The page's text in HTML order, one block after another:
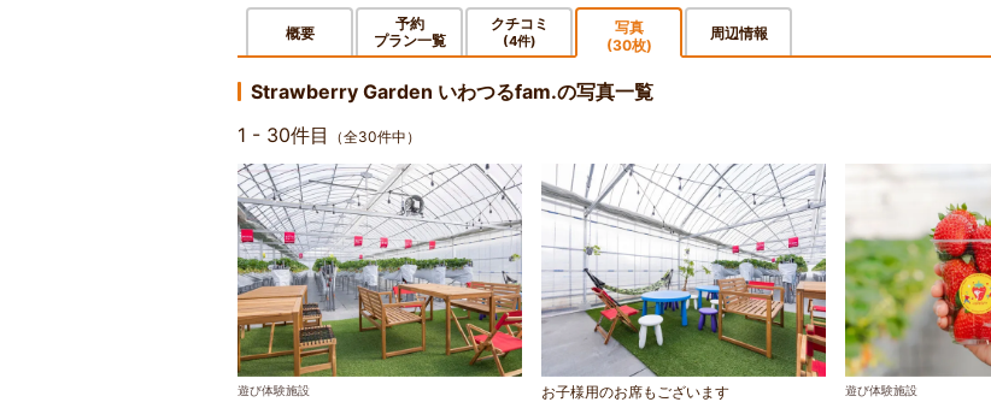
概要
予約
プラン一覧
クチコミ
(4件)
写真
(30枚)
周辺情報
Strawberry Garden いわつるfam.の写真一覧
1 - 30件目
（全30件中）
遊び体験施設 お子様用のお席もございます 遊び体験施設